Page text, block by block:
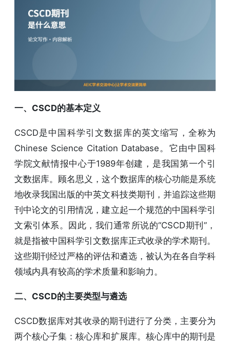
一、CSCD的基本定义
CSCD是中国科学引文数据库的英文缩写，全称为
Chinese Science Citation Database。它由中国科
学院文献情报中心于1989年创建，是我国第一个引
文数据库。顾名思义，这个数据库的核心功能是系统
地收录我国出版的中英文科技类期刊，并追踪这些期
刊中论文的引用情况，建立起一个规范的中国科学引
文索引体系。因此，我们通常所说的“CSCD期刊”，
就是指被中国科学引文数据库正式收录的学术期刊。
这些期刊经过严格的评估和遴选，被认为在各自学科
领域内具有较高的学术质量和影响力。
二、CSCD的主要类型与遴选
CSCD数据库对其收录的期刊进行了分类，主要分为
两个核心子集：核心库和扩展库。核心库中的期刊是